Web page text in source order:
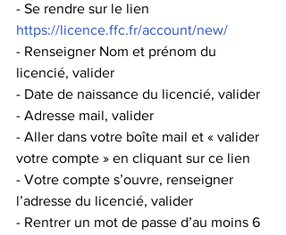
- Se rendre sur le lien
https://licence.ffc.fr/account/new/
- Renseigner Nom et prénom du
licencié, valider
- Date de naissance du licencié, valider
- Adresse mail, valider
- Aller dans votre boîte mail et « valider
votre compte » en cliquant sur ce lien
- Votre compte s’ouvre, renseigner
l’adresse du licencié, valider
- Rentrer un mot de passe d’au moins 6